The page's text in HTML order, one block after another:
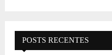
POSTS RECENTES